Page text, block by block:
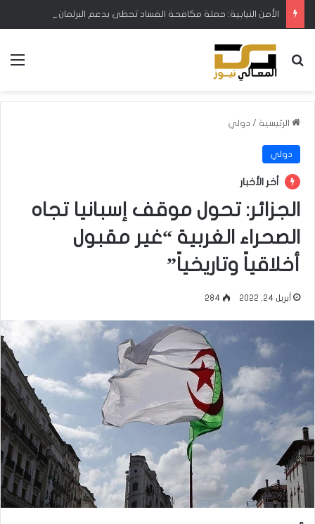
بحث عن
الرئيسية / دولي
دولي
أخر الأخبار
الجزائر: تحول موقف إسبانيا تجاه
الصحراء الغربية “غير مقبول
أخلاقياً وتاريخياً”
أبريل 24, 2022 284